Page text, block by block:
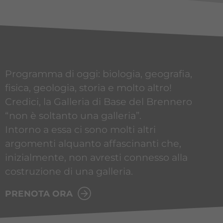
Programma di oggi: biologia, geografia,
fisica, geologia, storia e molto altro!
Credici, la Galleria di Base del Brennero
“non è soltanto una galleria”.
Intorno a essa ci sono molti altri
argomenti alquanto affascinanti che,
inizialmente, non avresti connesso alla
costruzione di una galleria.
PRENOTA ORA